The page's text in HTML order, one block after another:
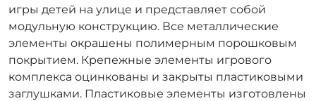
игры детей на улице и представляет собой
модульную конструкцию. Все металлические
элементы окрашены полимерным порошковым
покрытием. Крепежные элементы игрового
комплекса оцинкованы и закрыты пластиковыми
заглушками. Пластиковые элементы изготовлены